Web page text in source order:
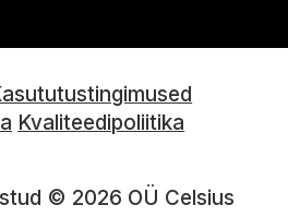
Kvaliteedipoliitika
© 2026 OÜ Celsius